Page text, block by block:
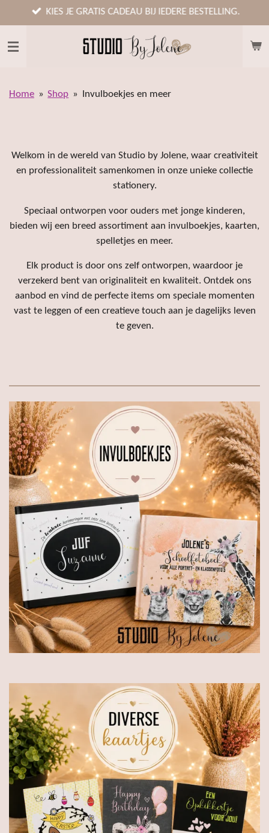
direct
naar
KIES JE GRATIS CADEAU BIJ IEDERE BESTELLING.
Home » Shop » Invulboekjes en meer
Welkom in de wereld van Studio by Jolene, waar creativiteit
en professionaliteit samenkomen in onze unieke collectie
stationery.
Speciaal ontworpen voor ouders met jonge kinderen,
bieden wij een breed assortiment aan invulboekjes, kaarten,
spelletjes en meer.
Elk product is door ons zelf ontworpen, waardoor je
verzekerd bent van originaliteit en kwaliteit. Ontdek ons
aanbod en vind de perfecte items om speciale momenten
vast te leggen of een creatieve touch aan je dagelijks leven
te geven.